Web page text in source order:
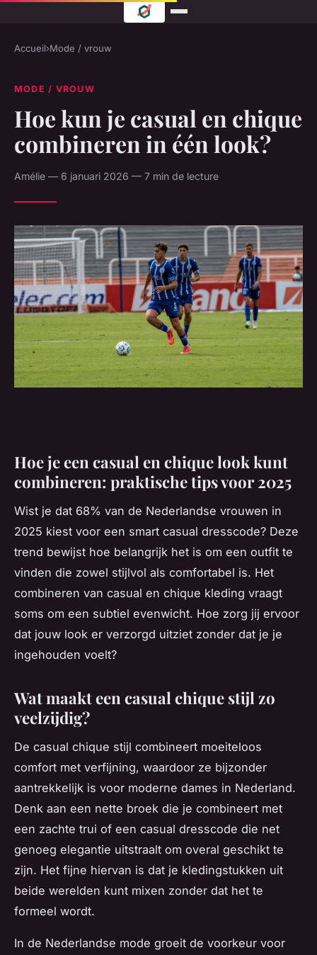
Accueil›Mode / vrouw
MODE / VROUW
Hoe kun je casual en chique
combineren in één look?
Amélie — 6 januari 2026 — 7 min de lecture
Hoe je een casual en chique look kunt
combineren: praktische tips voor 2025
Wist je dat 68% van de Nederlandse vrouwen in
2025 kiest voor een smart casual dresscode? Deze
trend bewijst hoe belangrijk het is om een outfit te
vinden die zowel stijlvol als comfortabel is. Het
combineren van casual en chique kleding vraagt
soms om een subtiel evenwicht. Hoe zorg jij ervoor
dat jouw look er verzorgd uitziet zonder dat je je
ingehouden voelt?
Wat maakt een casual chique stijl zo
veelzijdig?
De casual chique stijl combineert moeiteloos
comfort met verfijning, waardoor ze bijzonder
aantrekkelijk is voor moderne dames in Nederland.
Denk aan een nette broek die je combineert met
een zachte trui of een casual dresscode die net
genoeg elegantie uitstraalt om overal geschikt te
zijn. Het fijne hiervan is dat je kledingstukken uit
beide werelden kunt mixen zonder dat het te
formeel wordt.
In de Nederlandse mode groeit de voorkeur voor